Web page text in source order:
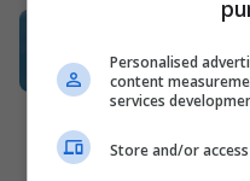
UBT
të
UBT
Personalised
content
services
Store and/or